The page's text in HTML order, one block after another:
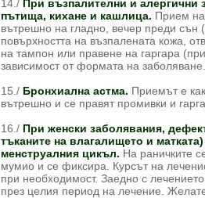
14./ При възпалителни и алергични
пътища, кихане и кашлица. Прием
вътрешно на гладно, вечер преди
повърхността на възпалената кожа,
на тампон или правене на гаргара
зависимост от формата на
15./ Бронхиална астма. Приемът е
вътрешно и се правят промивки и
16./ При женски заболявания,
тъканите на влагалището и
менструалния цикъл. На раничките
мумио и се фиксира. Курсът на
при необходимост. Заедно с
през целия период на лечение.